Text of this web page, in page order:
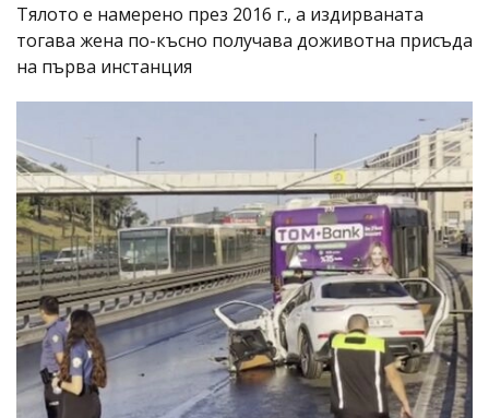
Тялото е намерено през 2016 г., а издирваната
тогава жена по-късно получава доживотна присъда
на първа инстанция